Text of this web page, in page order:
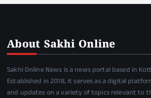
About Sakhi Online
Sakhi Online News is a news portal based in
Established in 2018, it serves as a digital
and updates on a variety of topics relevant to